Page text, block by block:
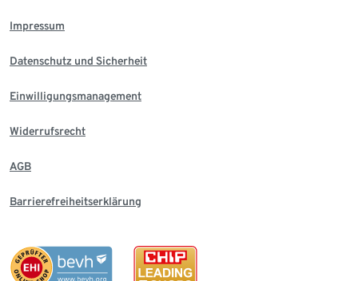
Impressum
Datenschutz und Sicherheit
Einwilligungsmanagement
Widerrufsrecht
AGB
Barrierefreiheitserklärung